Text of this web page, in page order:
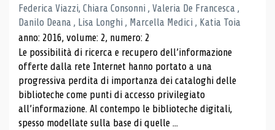
Federica Viazzi, Chiara Consonni , Valeria De Francesca ,
Danilo Deana , Lisa Longhi , Marcella Medici , Katia Toia
anno: 2016, volume: 2, numero: 2
Le possibilità di ricerca e recupero dell’informazione
offerte dalla rete Internet hanno portato a una
progressiva perdita di importanza dei cataloghi delle
biblioteche come punti di accesso privilegiato
all’informazione. Al contempo le biblioteche digitali,
spesso modellate sulla base di quelle ...